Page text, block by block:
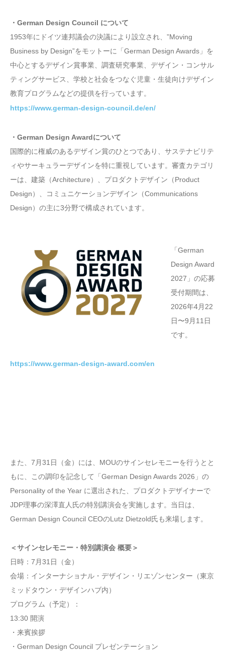
・German Design Council について
1953年にドイツ連邦議会の決議により設立され、”Moving
Business by Design”をモットーに「German Design Awards」を
中心とするデザイン賞事業、調査研究事業、デザイン・コンサル
ティングサービス、学校と社会をつなぐ児童・生徒向けデザイン
教育プログラムなどの提供を行っています。
https://www.german-design-council.de/en/
・German Design Awardについて
国際的に権威のあるデザイン賞のひとつであり、サステナビリテ
ィやサーキュラーデザインを特に重視しています。審査カテゴリ
ーは、建築（Architecture）、プロダクトデザイン（Product
Design）、コミュニケーションデザイン（Communications
Design）の主に3分野で構成されています。
「German
Design Award
2027」の応募
受付期間は、
2026年4月22
日〜9月11日
です。
https://www.german-design-award.com/en
また、7月31日（金）には、MOUのサインセレモニーを行うとと
もに、この調印を記念して「German Design Awards 2026」の
Personality of the Year に選出された、プロダクトデザイナーで
JDP理事の深澤直人氏の特別講演会を実施します。当日は、
German Design Council CEOのLutz Dietzold氏も来場します。
＜サインセレモニー・特別講演会 概要＞
日時：7月31日（金）
会場：インターナショナル・デザイン・リエゾンセンター（東京
ミッドタウン・デザインハブ内）
プログラム（予定）：
13:30 開演
・来賓挨拶
・German Design Council プレゼンテーション